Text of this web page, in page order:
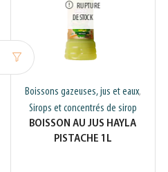
RUPTURE
DE STOCK
Boissons gazeuses, jus et eaux,
Sirops et concentrés de sirop
BOISSON AU JUS HAYLA
PISTACHE 1L